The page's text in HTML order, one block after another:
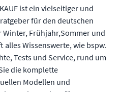
ist ein vielseitiger und
für den deutschen
Frühjahr,Sommer und
Wissenswerte, wie bspw.
Tests und Service, rund um
die komplette
Modellen und